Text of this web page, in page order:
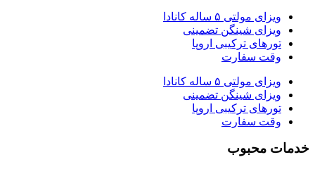
ویزای مولتی ۵ ساله کانادا
ویزای شینگن تضمینی
تورهای ترکیبی اروپا
وقت سفارت
ویزای مولتی ۵ ساله کانادا
ویزای شینگن تضمینی
تورهای ترکیبی اروپا
وقت سفارت
خدمات محبوب